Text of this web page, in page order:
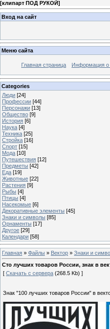
[клипарт ПОД РУКОЙ]
Вход на сайт
Меню сайта
Главная страница Информация о
Categories
Люди [24]
Профессии [44]
Персонажи [13]
Общество [9]
История [6]
Наука [4]
Техника [25]
Стройка [16]
Спорт [15]
Мода [10]
Путешествия [12]
Предметы [42]
Еда [19]
Животные [22]
Растения [9]
Рыбы [4]
Птицы [4]
Насекомые [6]
Декоративные элементы [45]
Знаки и символы [85]
Орнаменты [17]
Другое [29]
Календари [58]
Главная » Файлы » Вектор » Знаки и
Сто лучших товаров России, знак в
[ Скачать с сервера (268.5 Kb) ]
Знак "100 лучших товаров России" в